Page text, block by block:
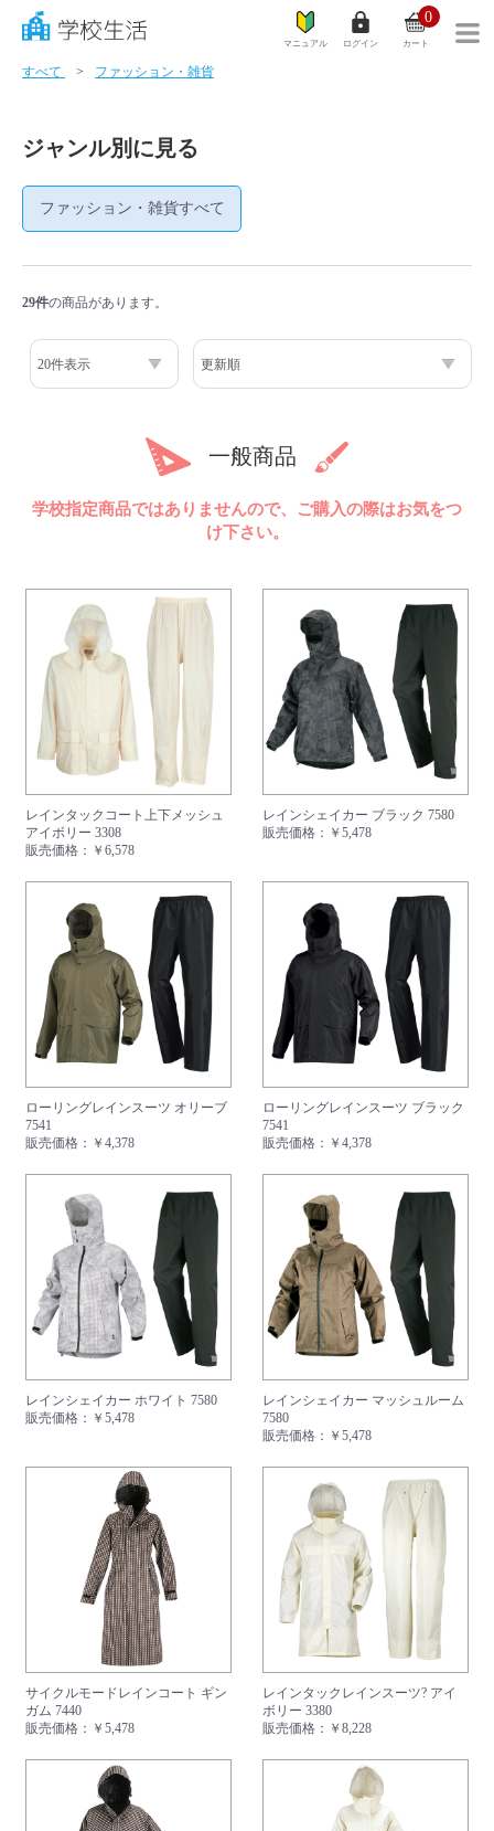
マニュアル ログイン
0
カート
すべて ファッション・雑貨
ジャンル別に見る
ファッション・雑貨すべて
29件の商品があります。
一般商品
学校指定商品ではありませんので、ご購入の際はお気をつ
け下さい。
レインタックコート上下メッシュ
アイボリー 3308
販売価格： ￥6,578
レインシェイカー ブラック 7580
販売価格： ￥5,478
ローリングレインスーツ オリーブ
7541
販売価格： ￥4,378
ローリングレインスーツ ブラック
7541
販売価格： ￥4,378
レインシェイカー ホワイト 7580
販売価格： ￥5,478
レインシェイカー マッシュルーム
7580
販売価格： ￥5,478
サイクルモードレインコート ギン
ガム 7440
販売価格： ￥5,478
レインタックレインスーツ? アイ
ボリー 3380
販売価格： ￥8,228
学リレ
カテゴリ一覧
商品一覧
サイズガイド
よくあるご質問